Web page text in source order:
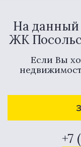
На данный
ЖК
Если Вы
+7